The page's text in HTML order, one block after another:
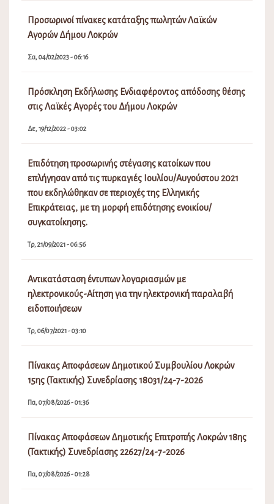
Προσωρινοί πίνακες κατάταξης πωλητών Λαϊκών
Αγορών Δήμου Λοκρών
Σα, 04/02/2023 - 06:16
Πρόσκληση Εκδήλωσης Ενδιαφέροντος απόδοσης θέσης
στις Λαϊκές Αγορές του Δήμου Λοκρών
Δε, 19/12/2022 - 03:02
Επιδότηση προσωρινής στέγασης κατοίκων που
επλήγησαν από τις πυρκαγιές Ιουλίου/Αυγούστου 2021
που εκδηλώθηκαν σε περιοχές της Ελληνικής
Επικράτειας, με τη μορφή επιδότησης ενοικίου/
συγκατοίκησης.
Τρ, 21/09/2021 - 06:56
Αντικατάσταση έντυπων λογαριασμών με
ηλεκτρονικούς-Αίτηση για την ηλεκτρονική παραλαβή
ειδοποιήσεων
Τρ, 06/07/2021 - 03:10
Πίνακας Αποφάσεων Δημοτικού Συμβουλίου Λοκρών
15ης (Τακτικής) Συνεδρίασης 18031/24-7-2026
Πα, 07/08/2026 - 01:36
Πίνακας Αποφάσεων Δημοτικής Επιτροπής Λοκρών 18ης
(Τακτικής) Συνεδρίασης 22627/24-7-2026
Πα, 07/08/2026 - 01:28